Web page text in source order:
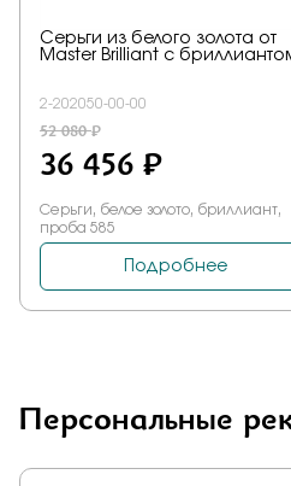
Персональные